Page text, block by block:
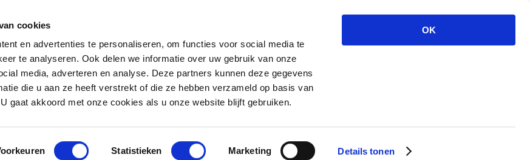
cookies
en advertenties te personaliseren, om functies voor social media te
te analyseren. Ook delen we informatie over uw gebruik van onze
media, adverteren en analyse. Deze partners kunnen deze gegevens
die u aan ze heeft verstrekt of die ze hebben verzameld op basis van
gaat akkoord met onze cookies als u onze website blijft gebruiken.
Statistieken Marketing Details tonen
OK